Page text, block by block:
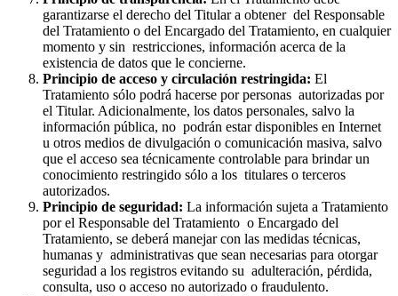
garantizarse el derecho del Titular a obtener del Responsable
del Tratamiento o del Encargado del Tratamiento, en cualquier
momento y sin restricciones, información acerca de la
existencia de datos que le concierne.
Principio de acceso y circulación restringida: El
Tratamiento sólo podrá hacerse por personas autorizadas por
el Titular. Adicionalmente, los datos personales, salvo la
información pública, no podrán estar disponibles en Internet
u otros medios de divulgación o comunicación masiva, salvo
que el acceso sea técnicamente controlable para brindar un
conocimiento restringido sólo a los titulares o terceros
autorizados.
Principio de seguridad: La información sujeta a Tratamiento
por el Responsable del Tratamiento o Encargado del
Tratamiento, se deberá manejar con las medidas técnicas,
humanas y administrativas que sean necesarias para otorgar
seguridad a los registros evitando su adulteración, pérdida,
consulta, uso o acceso no autorizado o fraudulento.